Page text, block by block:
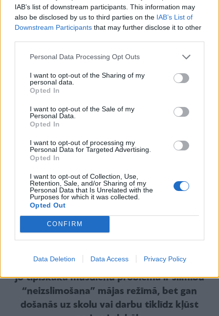
IAB’s list of downstream participants. This information may
also be disclosed by us to third parties on the IAB’s List of
Downstream Participants that may further disclose it to other
Personal Data Processing Opt Outs
I want to opt-out of the Sharing of my
personal data.
Opted In
I want to opt-out of the Sale of my
Personal Data.
Opted In
I want to opt-out of processing my
Personal Data for Targeted Advertising.
Opted In
I want to opt-out of Collection, Use,
Retention, Sale, and/or Sharing of my
Personal Data that Is Unrelated with the
Purposes for which it was collected.
Opted Out
CONFIRM
Data Deletion Data Access Privacy Policy
bērni smagās skolas somas nenēsātu uz viena pleca.
“Vēl šim vecumam tipiska problēma ir pastiprināta
stāvēšana uz vienas kājas, saliecot augumu uz vienu
pusi, lai neizskatītos pārāk garš”, stāsta pediatre.
Ikviena vecāka uzdevums ir novērtēt sava bērna
kuras līdz 12 gadu vecumam ir salīdzinoši viegli
vai, izvēloties noteiktus sporta veidus, kas rod
balansu un risinājumu problēmām.
Staigāt kājām
robežās ceļu uz skolu mērotu kājām, nevis vecāku
automašīnā. Kardioloģi uzskata, ka staigāšana ir
vislabākā slodze, kā arī tādejādi noteiktu laika sprīdi
bērns pavada ārpus telpām.
ar to, ka skolas laikā bez slimošanas neiztikt,
jo tipiskākā mūsdienu problēma ir slimību
“neizslimošana” mājas režīmā, bet gan
došanās uz skolu vai darbu tiklīdz kļūst